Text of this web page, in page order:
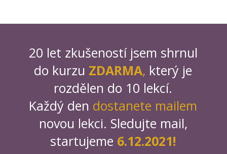
20 let zkušeností jsem shrnul
do kurzu ZDARMA, který je
rozdělen do 10 lekcí.
Každý den dostanete mailem
novou lekci. Sledujte mail,
startujeme 6.12.2021!